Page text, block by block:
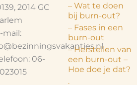
2014 GC
mail:
06-
– Wat te doen
bij burn-out?
– Fases in een
burn-out
– Herstellen van
een burn-out –
Hoe doe je dat?
.